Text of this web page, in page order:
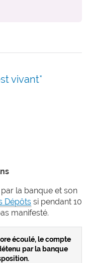
vivant*
la banque et son
Dépôts si pendant 10
manifesté.
écoulé, le compte
par la banque